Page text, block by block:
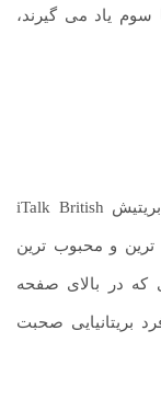
سوم یاد می گیرند،
و آخرین برنامه کاربردی برای آموزش لهجه بریتیش iTalk British
و محبوب ترین
که در بالای صفحه
بریتانیایی صحبت